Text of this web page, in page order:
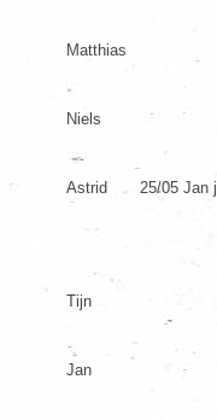
Matthias
Niels
Astrid 25/05 Jan
Tijn
Jan